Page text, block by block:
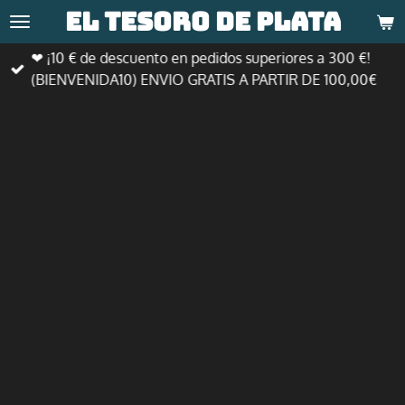
Ir
al
contenido
principal
El tesoro de plata
❤ ¡10 € de descuento en pedidos superiores a 300 €!
(BIENVENIDA10) ENVIO GRATIS A PARTIR DE 100,00€